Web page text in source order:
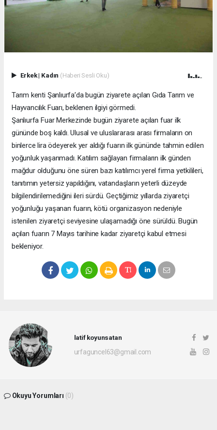
Erkek| Kadın (Haberi Sesli Oku)
Tarım kenti Şanlıurfa’da bugün ziyarete açılan Gıda Tarım ve
Hayvancılık Fuarı, beklenen ilgiyi görmedi.
Şanlıurfa Fuar Merkezinde bugün ziyarete açılan fuar ilk
gününde boş kaldı. Ulusal ve uluslararası arası firmaların on
binlerce lira ödeyerek yer aldığı fuarın ilk gününde tahmin edilen
yoğunluk yaşanmadı. Katılım sağlayan firmaların ilk günden
mağdur olduğunu öne süren bazı katılımcı yerel firma yetkilileri,
tanıtımın yetersiz yapıldığını, vatandaşların yeterli düzeyde
bilgilendirilemediğini ileri sürdü. Geçtiğimiz yıllarda ziyaretçi
yoğunluğu yaşanan fuarın, kötü organizasyon nedeniyle
istenilen ziyaretçi seviyesine ulaşamadığı öne sürüldü. Bugün
açılan fuarın 7 Mayıs tarihine kadar ziyaretçi kabul etmesi
bekleniyor.
latif koyunsatan
urfaguncel63@gmail.com
Okuyu Yorumları (0)